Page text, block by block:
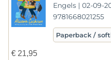
Engels | 02-09-
9781668021255
Paperback /
€21,95